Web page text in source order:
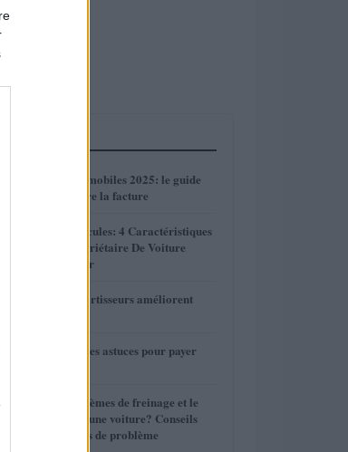
Réparations automobiles 2025: le guide
malin pour réduire la facture
Sécurité Des Véhicules: 4 Caractéristiques
Que Chaque Propriétaire De Voiture
Devrait Entretenir
Comment les amortisseurs améliorent
Assurance auto : les astuces pour payer
Quels sont les systèmes de freinage et le
liquide de frein d’une voiture? Conseils
d’entretien, Signes de problème